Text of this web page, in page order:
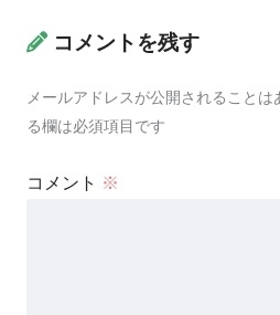
コメントを残す
メールアドレスが公開されることは
る欄は必須項目です
コメント ※